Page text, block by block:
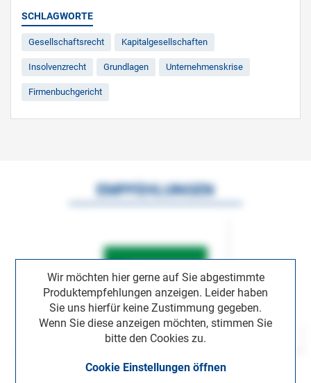
SCHLAGWORTE
Gesellschaftsrecht Kapitalgesellschaften
Insolvenzrecht Grundlagen Unternehmenskrise
Firmenbuchgericht
Wir möchten hier gerne auf Sie abgestimmte
Produktempfehlungen anzeigen. Leider haben
Sie uns hierfür keine Zustimmung gegeben.
Wenn Sie diese anzeigen möchten, stimmen Sie
bitte den Cookies zu.
Cookie Einstellungen öffnen
EMPFEHLUNGEN